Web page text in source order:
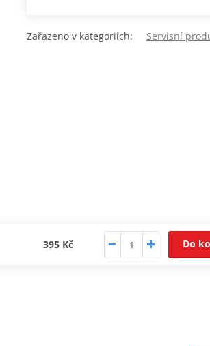
Zařazeno v kategoriích: Servisní
395 Kč Do